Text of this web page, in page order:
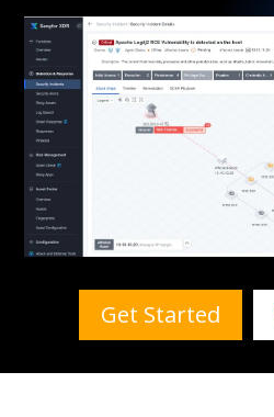
Get Started